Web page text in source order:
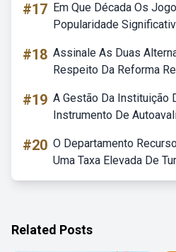
#17 Em Que Década Os
Popularidade
#18 Assinale As Duas
Respeito Da Reforma
#19 A Gestão Da Instituição
Instrumento De
#20 O Departamento
Uma Taxa Elevada De
Related Posts